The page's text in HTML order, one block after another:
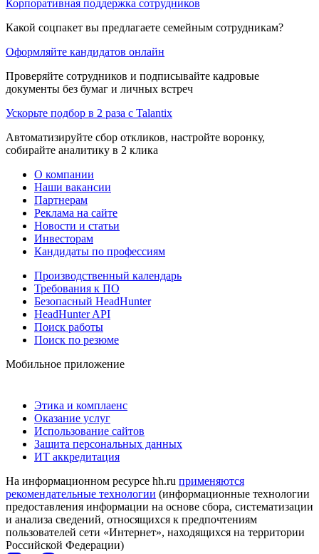
Корпоративная поддержка сотрудников
Какой соцпакет вы предлагаете семейным сотрудникам?
Оформляйте кандидатов онлайн
Проверяйте сотрудников и подписывайте кадровые
документы без бумаг и личных встреч
Ускорьте подбор в 2 раза с Talantix
Автоматизируйте сбор откликов, настройте воронку,
собирайте аналитику в 2 клика
О компании
Наши вакансии
Партнерам
Реклама на сайте
Новости и статьи
Инвесторам
Кандидаты по профессиям
Производственный календарь
Требования к ПО
Безопасный HeadHunter
HeadHunter API
Поиск работы
Поиск по резюме
Мобильное приложение
Этика и комплаенс
Оказание услуг
Использование сайтов
Защита персональных данных
ИТ аккредитация
На информационном ресурсе hh.ru применяются
рекомендательные технологии (информационные технологии
предоставления информации на основе сбора, систематизации
и анализа сведений, относящихся к предпочтениям
пользователей сети «Интернет», находящихся на территории
Российской Федерации)